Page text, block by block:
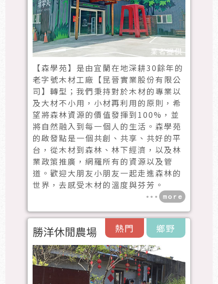
【森學苑】是由宜蘭在地深耕30餘年的
老字號木材工廠【昆晉實業股份有限公
司】轉型；我們秉持對於木材的專業以
及大材不小用，小材再利用的原則，希
望將森林資源的價值發揮到100%，並
將自然融入到每一個人的生活。森學苑
的啟發點是一個共創、共享、共好的平
台，從木材到森林、林下經濟，以及林
業政策推廣，網羅所有的資源以及管
道。歡迎大朋友小朋友一起走進森林的
世界，去感受木材的溫度與芬芳。
鄉野
熱門
勝洋休閒農場